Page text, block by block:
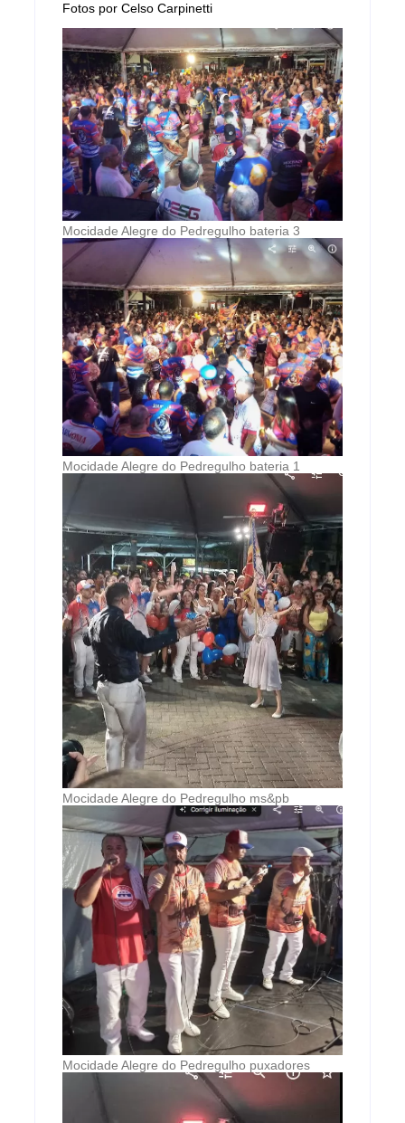
Fotos por Celso Carpinetti
Mocidade Alegre do Pedregulho bateria 3
Mocidade Alegre do Pedregulho bateria 1
Mocidade Alegre do Pedregulho ms&pb
Mocidade Alegre do Pedregulho puxadores